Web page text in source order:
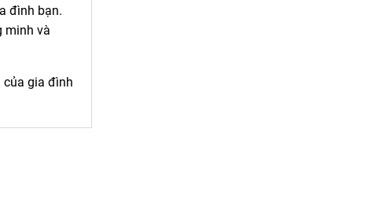
đình bạn.
minh và
của gia đình